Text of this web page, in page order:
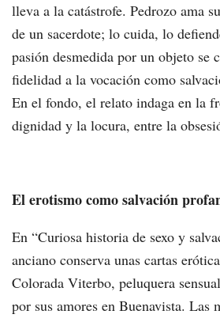
lleva a la catástrofe. Pedrozo ama
de un sacerdote; lo cuida, lo
pasión desmedida por un objeto se
fidelidad a la vocación como
En el fondo, el relato indaga en la
dignidad y la locura, entre la
El erotismo como salvación
En “Curiosa historia de sexo y
anciano conserva unas cartas
Colorada Viterbo, peluquera
por sus amores en Buenavista. Las